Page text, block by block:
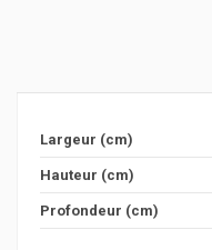
Largeur (cm)
Hauteur (cm)
Profondeur (cm)